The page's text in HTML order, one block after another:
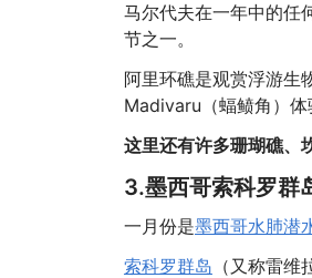
马尔代夫在一年中的任
节之一。
阿里环礁是观赏浮游生
Madivaru（蝠鲼角）体
这里还有许多珊瑚礁、
3.墨西哥索科罗群
一月份是墨西哥水肺潜
索科罗群岛 （又称雷